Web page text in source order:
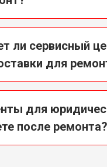
ли сервисный
для
для
после ремонта?